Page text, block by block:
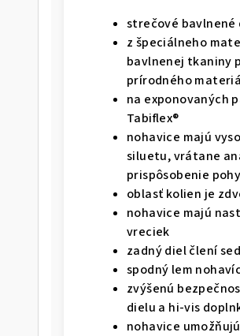
strečové bavlnené
z špeciálneho
bavlnenej tkaniny
prírodného
na exponovaných
Tabiflex®
nohavice majú
siluetu, vrátane
prispôsobenie
oblasť kolien je
nohavice majú
vreciek
zadný diel člení
spodný lem
zvýšenú
dielu a hi-vis
nohavice